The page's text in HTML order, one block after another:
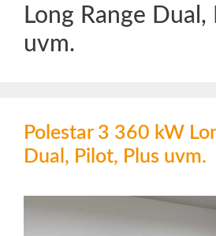
Long Range Dual,
uvm.
Polestar 3 360 kW
Dual, Pilot, Plus uvm.